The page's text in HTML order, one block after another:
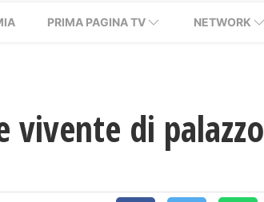
PRIMA PAGINA TV NETWORK
vivente di palazzo